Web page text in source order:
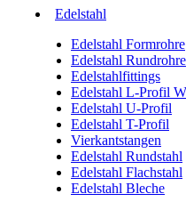
Edelstahl
Edelstahl Formrohre
Edelstahl Rundrohre
Edelstahlfittings
Edelstahl L-Profil
Edelstahl U-Profil
Edelstahl T-Profil
Vierkantstangen
Edelstahl Rundstahl
Edelstahl Flachstahl
Edelstahl Bleche